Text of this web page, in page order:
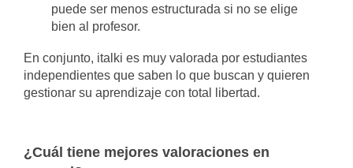
puede ser menos estructurada si no se elige
bien al profesor.
En conjunto, italki es muy valorada por estudiantes
independientes que saben lo que buscan y quieren
gestionar su aprendizaje con total libertad.
¿Cuál tiene mejores valoraciones en